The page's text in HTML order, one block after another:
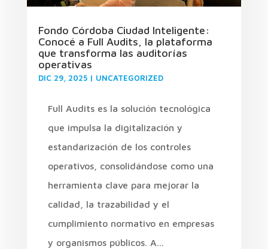
Fondo Córdoba Ciudad Inteligente:
Conocé a Full Audits, la plataforma
que transforma las auditorías
operativas
DIC 29, 2025| UNCATEGORIZED
Full Audits es la solución tecnológica
que impulsa la digitalización y
estandarización de los controles
operativos, consolidándose como una
herramienta clave para mejorar la
calidad, la trazabilidad y el
cumplimiento normativo en empresas
y organismos públicos. A...